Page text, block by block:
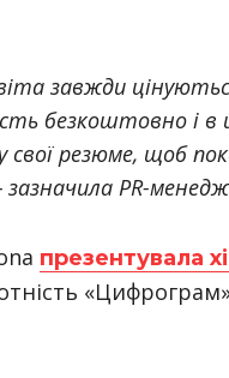
завжди
безкоштовно і в
резюме, щоб
PR-
презентувала